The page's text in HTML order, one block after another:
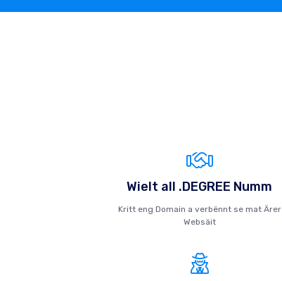
Wielt all .DEGREE Numm
Kritt eng Domain a verbënnt se mat Ärer
Websäit